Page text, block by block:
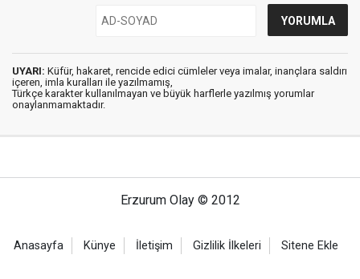
UYARI: Küfür, hakaret, rencide edici cümleler veya imalar, inançlara saldırı
içeren, imla kuralları ile yazılmamış,
Türkçe karakter kullanılmayan ve büyük harflerle yazılmış yorumlar
onaylanmamaktadır.
Erzurum Olay © 2012
Anasayfa Künye İletişim Gizlilik İlkeleri Sitene Ekle